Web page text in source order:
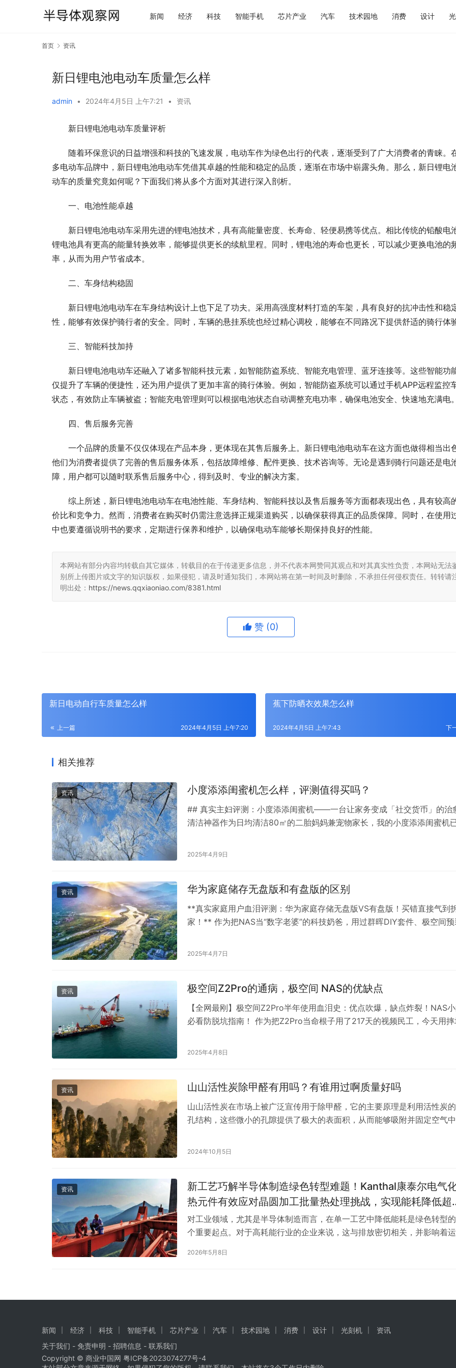
新闻 经济 科技 智能手机 芯片产业 汽车 技术园地 消费 设计
首页 资讯
新日锂电池电动车质量怎么样
admin • 2024年4月5日 上午7:21 • 资讯
新日锂电池电动车质量评析
随着环保意识的日益增强和科技的飞速发展，电动车作为绿色出行的代表，逐渐受到了广大消费者的青睐。
多电动车品牌中，新日锂电池电动车凭借其卓越的性能和稳定的品质，逐渐在市场中崭露头角。那么，新日锂电
动车的质量究竟如何呢？下面我们将从多个方面对其进行深入剖析。
一、电池性能卓越
新日锂电池电动车采用先进的锂电池技术，具有高能量密度、长寿命、轻便易携等优点。相比传统的铅酸电
锂电池具有更高的能量转换效率，能够提供更长的续航里程。同时，锂电池的寿命也更长，可以减少更换电池的
率，从而为用户节省成本。
二、车身结构稳固
新日锂电池电动车在车身结构设计上也下足了功夫。采用高强度材料打造的车架，具有良好的抗冲击性和稳
性，能够有效保护骑行者的安全。同时，车辆的悬挂系统也经过精心调校，能够在不同路况下提供舒适的骑行体验
三、智能科技加持
新日锂电池电动车还融入了诸多智能科技元素，如智能防盗系统、智能充电管理、蓝牙连接等。这些智能功
仅提升了车辆的便捷性，还为用户提供了更加丰富的骑行体验。例如，智能防盗系统可以通过手机APP远程监控
状态，有效防止车辆被盗；智能充电管理则可以根据电池状态自动调整充电功率，确保电池安全、快速地充满电。
四、售后服务完善
一个品牌的质量不仅仅体现在产品本身，更体现在其售后服务上。新日锂电池电动车在这方面也做得相当出色
他们为消费者提供了完善的售后服务体系，包括故障维修、配件更换、技术咨询等。无论是遇到骑行问题还是电
障，用户都可以随时联系售后服务中心，得到及时、专业的解决方案。
综上所述，新日锂电池电动车在电池性能、车身结构、智能科技以及售后服务等方面都表现出色，具有较高
价比和竞争力。然而，消费者在购买时仍需注意选择正规渠道购买，以确保获得真正的品质保障。同时，在使用
中也要遵循说明书的要求，定期进行保养和维护，以确保电动车能够长期保持良好的性能。
本网站有部分内容均转载自其它媒体，转载目的在于传递更多信息，并不代表本网赞同其观点和对其真实性负责，本网站无法
别所上传图片或文字的知识版权，如果侵犯，请及时通知我们，本网站将在第一时间及时删除，不承担任何侵权责任。转转请
明出处： https://news.qqxiaoniao.com/8381.html
赞 (0)
新日电动自行车质量怎么样
上一篇 2024年4月5日 上午7:20
蕉下防晒衣效果怎么样
下
2024年4月5日 上午7:43
相关推荐
资讯 小度添添闺蜜机怎么样，评测值得买吗？
## 真实主妇评测：小度添添闺蜜机——一台让家务变成「社交货币」的治
清洁神器作为日均清洁80㎡的二胎妈妈兼宠物家长，我的小度添添闺蜜机
+耗材成本账单**，告诉你这台「会说话的清洁管家」如何用高情商交互治
2025年4月9日
资讯 华为家庭储存无盘版和有盘版的区别
**真实家庭用户血泪评测：华为家庭存储无盘版VS有盘版！买错直接气到
家！** 作为把NAS当“数字老婆”的科技奶爸，用过群晖DIY套件、极空间预
被硬盘螺丝扎破的手指说：**这俩货看似兄弟，实则是“卖家秀vs买家秀”的
2025年4月7日
资讯 极空间Z2Pro的通病，极空间 NAS的优缺点
【全网最刚】极空间Z2Pro半年使用血泪史：优点吹爆，缺点炸裂！NAS
必看防脱坑指南！ 作为把Z2Pro当命根子用了217天的视频民工，今天用
籍） — ### 一、先说结论：又爱又恨的魔鬼机器**爱它的理由**：性能怪
2025年4月8日
资讯 山山活性炭除甲醛有用吗？有谁用过啊质量好吗
山山活性炭在市场上被广泛宣传用于除甲醛，它的主要原理是利用活性炭
孔结构，这些微小的孔隙提供了极大的表面积，从而能够吸附并固定空气中
内空气质量。 活性炭的吸附能力取决于其孔隙的发达程度和表面积的大小，
2024年10月5日
资讯
新工艺巧解半导体制造绿色转型难题！Kanthal康泰尔电气
热元件有效应对晶圆加工批量热处理挑战，实现能耗降低超
30%
对工业领域，尤其是半导体制造而言，在单一工艺中降低能耗是绿色转型
个重要起点。对于高耗能行业的企业来说，这与排放密切相关，并影响着运
日益严格，这也会影响企业的长期信誉。作为工业加热技术和电阻材料领
2026年5月8日
新闻 经济 科技 智能手机 芯片产业 汽车 技术园地 消费 设计 光刻机
资讯
关于我们 - 免责申明 - 招聘信息 - 联系我们
Copyright © 商业中国网 粤ICP备2023074277号-4